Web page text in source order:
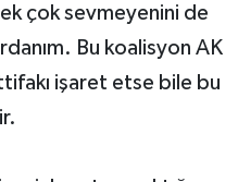
çok sevmeyenini de
Bu koalisyon AK
işaret etse bile bu